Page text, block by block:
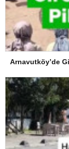
Arnavutköy’de